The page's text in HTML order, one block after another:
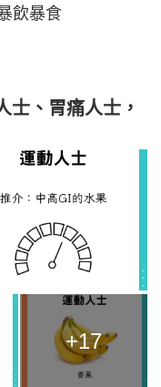
飲暴食
士、胃痛人士，
+17